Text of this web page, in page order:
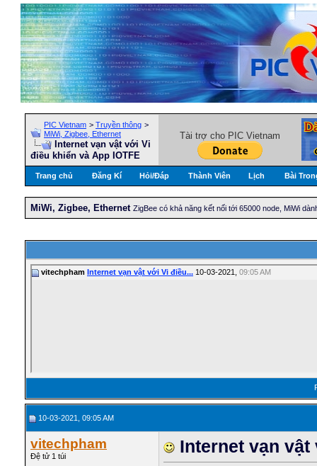
PIC Vietnam > Truyền thông >
MiWi, Zigbee, Ethernet
Internet vạn vật với Vi
điều khiển và App IOTFE
Tài trợ cho PIC Vietnam
Trang chủ Đăng Kí Hỏi/Ðáp Thành Viên Lịch Bài
MiWi, Zigbee, Ethernet ZigBee có khả năng kết nối tới 65000 node, MiWi
vitechpham Internet vạn vật với Vi điều... 10-03-2021, 09:05 AM
10-03-2021, 09:05 AM
vitechpham
Đệ tử 1 túi
Internet vạn vật